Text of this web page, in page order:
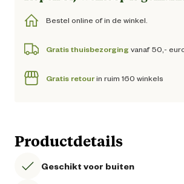
Bestel online of in de winkel.
Gratis thuisbezorging vanaf 50,-
Gratis retourin ruim 160 winkels
Productdetails
Geschikt voor buiten